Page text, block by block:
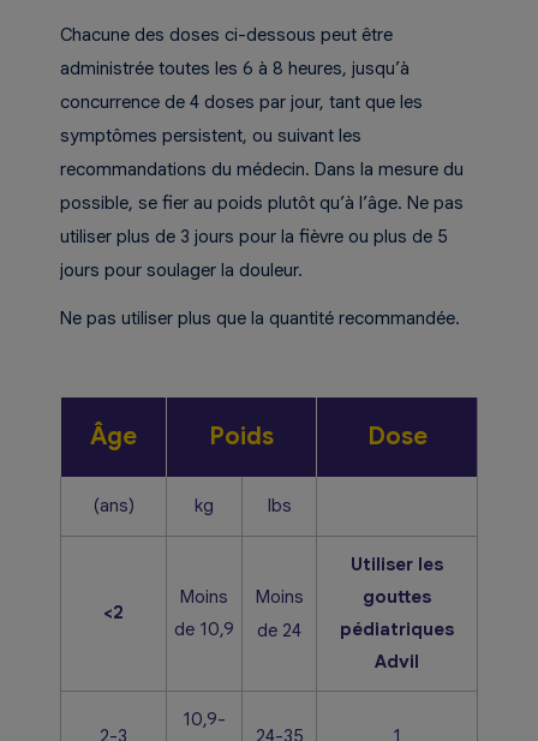
Chacune des doses ci-dessous peut être
administrée toutes les 6 à 8 heures, jusqu’à
concurrence de 4 doses par jour, tant que les
symptômes persistent, ou suivant les
recommandations du médecin. Dans la mesure du
possible, se fier au poids plutôt qu’à l’âge. Ne pas
utiliser plus de 3 jours pour la fièvre ou plus de 5
jours pour soulager la douleur.
Ne pas utiliser plus que la quantité recommandée.
Âge Poids Dose
(ans) kg lbs
<2
Moins
de 10,9
Moins
de 24
Utiliser les
gouttes
pédiatriques
Advil
2-3
10,9-
24-35 1